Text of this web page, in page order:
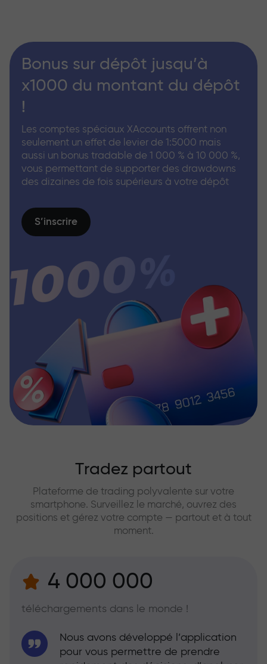
Bonus sur dépôt jusqu’à
x1000 du montant du dépôt
!
Les comptes spéciaux XAccounts offrent non
seulement un effet de levier de 1:5000 mais
aussi un bonus tradable de 1 000 % à 10 000 %,
vous permettant de supporter des drawdowns
des dizaines de fois supérieurs à votre dépôt
S’inscrire
Tradez partout
Plateforme de trading polyvalente sur votre
smartphone. Surveillez le marché, ouvrez des
positions et gérez votre compte — partout et à tout
moment.
4 000 000
téléchargements dans le monde !
Nous avons développé l’application
pour vous permettre de prendre